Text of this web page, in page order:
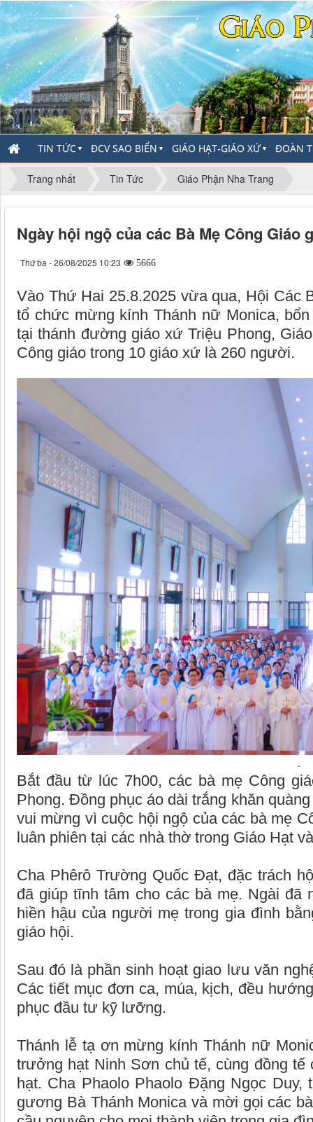
TIN TỨC ▼ ĐCV SAO BIỂN ▼ GIÁO HẠT-GIÁO XỨ▼ ĐOÀN
Trang nhất Tin Tức Giáo Phận Nha Trang
Ngày hội ngộ của các Bà Mẹ Công Giáo
Thứ ba - 26/08/2025 10:23 5666
Vào Thứ Hai 25.8.2025 vừa qua, Hội Các
tổ chức mừng kính Thánh nữ Monica,
tại thánh đường giáo xứ Triệu Phong,
Công giáo trong 10 giáo xứ là 260 người.
.
Bắt đầu từ lúc 7h00, các bà mẹ Công
Phong. Đồng phục áo dài trắng khăn
vui mừng vì cuộc hội ngộ của các bà mẹ
luân phiên tại các nhà thờ trong Giáo Hạt
Cha Phêrô Trường Quốc Đạt, đặc trách
đã giúp tĩnh tâm cho các bà mẹ. Ngài đã
hiền hậu của người mẹ trong gia đình
giáo hội.
Sau đó là phần sinh hoạt giao lưu văn
Các tiết mục đơn ca, múa, kịch, đều
phục đầu tư kỹ lưỡng.
Thánh lễ tạ ơn mừng kính Thánh nữ
trưởng hạt Ninh Sơn chủ tế, cùng đồng
hạt. Cha Phaolo Phaolo Đặng Ngọc Duy,
gương Bà Thánh Monica và mời gọi các